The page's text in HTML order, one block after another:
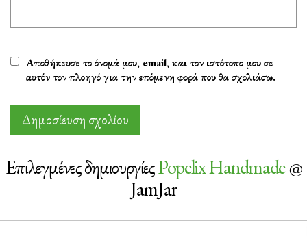
Αποθήκευσε το όνομά μου, email, και τον ιστότοπο μου σε
αυτόν τον πλοηγό για την επόμενη φορά που θα σχολιάσω.
Επιλεγμένες δημιουργίεςPopelix Handmade@
JamJar